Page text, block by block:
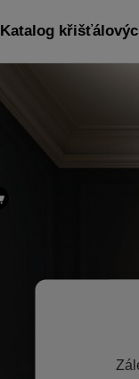
Katalog